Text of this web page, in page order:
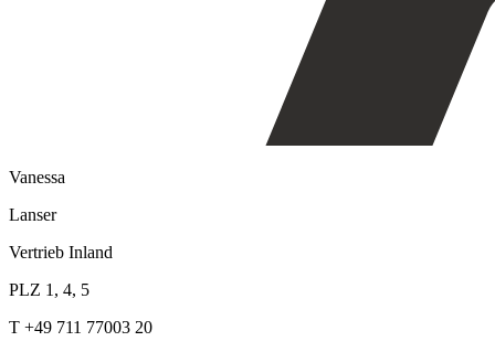
Vanessa
Lanser
Vertrieb Inland
PLZ 1, 4, 5
T +49 711 77003 20